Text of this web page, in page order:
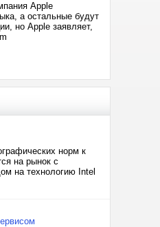
Apple
а остальные будут
но Apple заявляет,
норм к
на рынок с
на технологию Intel